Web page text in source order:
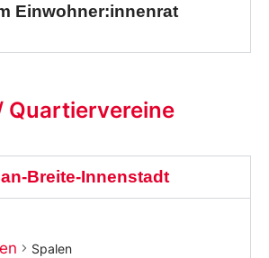
Einwohner:innenrat
Quartiervereine
Breite-Innenstadt
Spalen